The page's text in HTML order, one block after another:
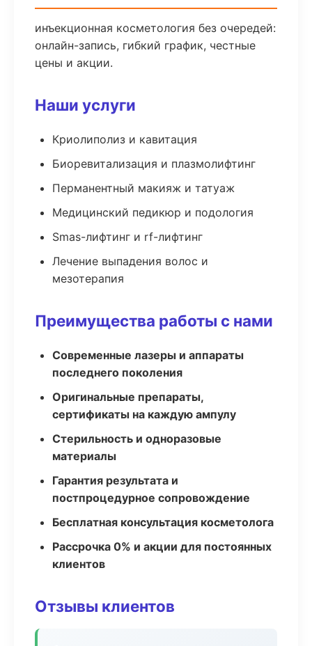
инъекционная косметология без очередей:
онлайн-запись, гибкий график, честные
цены и акции.
Наши услуги
Криолиполиз и кавитация
Биоревитализация и плазмолифтинг
Перманентный макияж и татуаж
Медицинский педикюр и подология
Smas-лифтинг и rf-лифтинг
Лечение выпадения волос и
мезотерапия
Преимущества работы с нами
Современные лазеры и аппараты
последнего поколения
Оригинальные препараты,
сертификаты на каждую ампулу
Стерильность и одноразовые
материалы
Гарантия результата и
постпроцедурное сопровождение
Бесплатная консультация косметолога
Рассрочка 0% и акции для постоянных
клиентов
Отзывы клиентов